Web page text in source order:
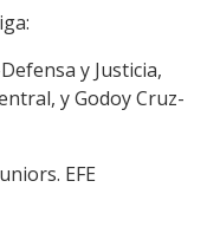
y Justicia,
y Godoy Cruz-
EFE